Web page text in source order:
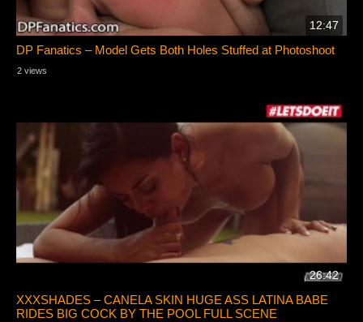
12:47
DP Fanatics – Model Gets Both Holes Stuffed at Photoshoot
2 views
26:42
XXXSHADES – CANELA SKIN HUGE ASS LATINA BABE
RIDES BIG COCK BY THE POOL FULL SCENE